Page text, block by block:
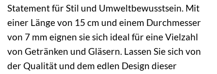
Statement für Stil und Umweltbewusstsein. Mit
einer Länge von 15 cm und einem Durchmesser
von 7 mm eignen sie sich ideal für eine Vielzahl
von Getränken und Gläsern. Lassen Sie sich von
der Qualität und dem edlen Design dieser